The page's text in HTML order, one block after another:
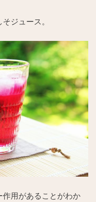
ジュース。
用があることがわか